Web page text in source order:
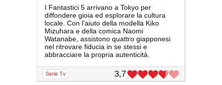
I Fantastici 5 arrivano a Tokyo per
diffondere gioia ed esplorare la cultura
locale. Con l'aiuto della modella Kiko
Mizuhara e della comica Naomi
Watanabe, assistono quattro giapponesi
nel ritrovare fiducia in se stessi e
abbracciare la propria autenticità.
serie Tv 3,7